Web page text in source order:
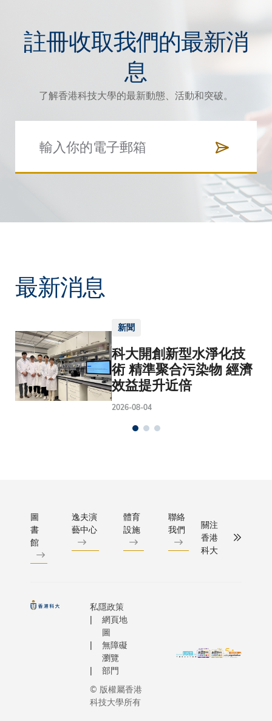
註冊收取我們的最新消
息
了解香港科技大學的最新動態、活動和突破。
最新消息
新聞
科大開創新型水淨化技
術 精準聚合污染物 經濟
效益提升近倍
2026-08-04
圖
書
館
逸夫演
藝中心
體育
設施
聯絡
我們
關注
香港
科大
私隱政策
網頁地
圖
無障礙
瀏覽
部門
© 版權屬香港
科技大學所有